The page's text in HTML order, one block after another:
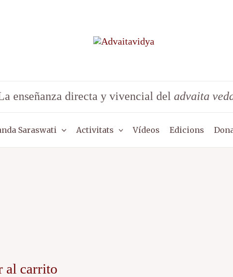
enseñanza directa y vivencial del advaita
Saraswati Activitats Vídeos Edicions
al carrito